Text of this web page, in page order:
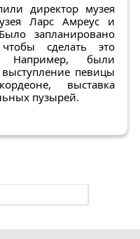
директор музея
Ларс Амреус и
запланировано
сделать это
Например, были
певицы
выставка
пузырей.